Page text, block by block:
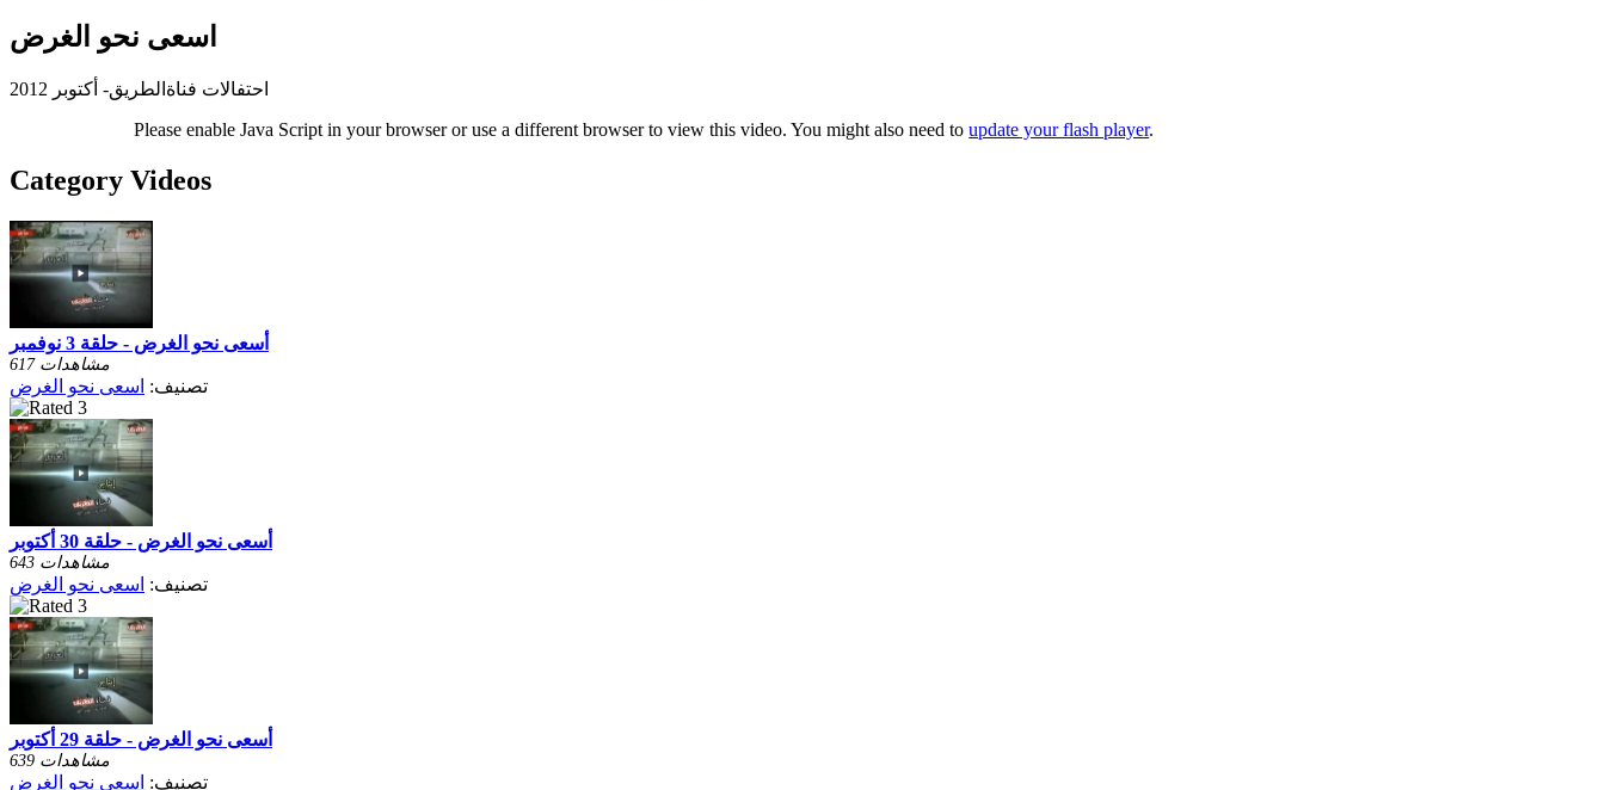
اسعى نحو الغرض
احتفالات فناةالطريق- أكتوبر 2012
Please enable Java Script in your browser or use a different browser to view this video. You might also need toupdate your flash player.
Category Videos
أسعى نحو الغرض - حلقة 3 نوفمبر
617 مشاهدات
تصنيف: اسعى نحو الغرض
أسعى نحو الغرض - حلقة 30 أكتوبر
643 مشاهدات
تصنيف: اسعى نحو الغرض
أسعى نحو الغرض - حلقة 29 أكتوبر
639 مشاهدات
تصنيف: اسعى نحو الغرض